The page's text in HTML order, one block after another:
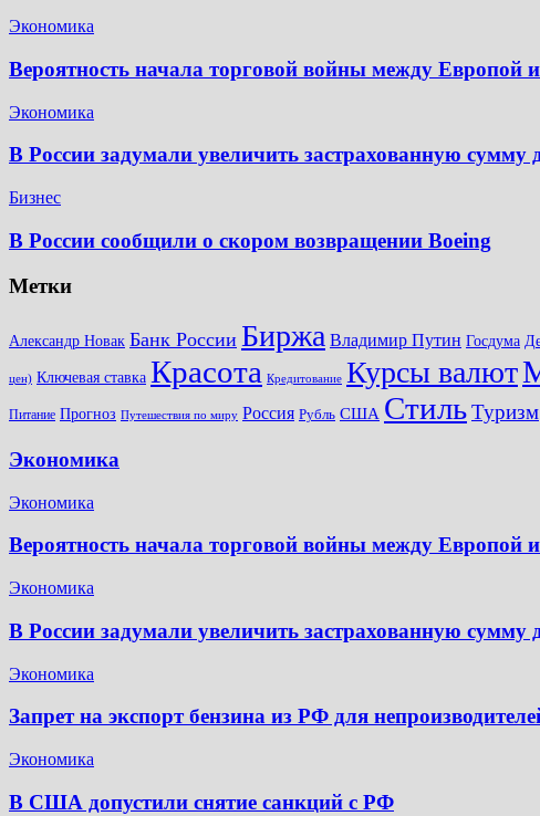
Экономика
Вероятность начала торговой войны между
Экономика
В России задумали увеличить застрахованную сумму
Бизнес
В России сообщили о скором возвращении Boeing
Метки
Александр Новак Банк России Биржа Владимир Путин Госдума
цен) Ключевая ставка Красота Кредитование Курсы валют
Питание Прогноз Путешествия по миру Россия Рубль США СтильТуризм
Экономика
Экономика
Вероятность начала торговой войны между
Экономика
В России задумали увеличить застрахованную сумму
Экономика
Запрет на экспорт бензина из РФ для
Экономика
В США допустили снятие санкций с РФ